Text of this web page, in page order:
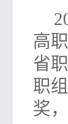
高
省
职
奖，